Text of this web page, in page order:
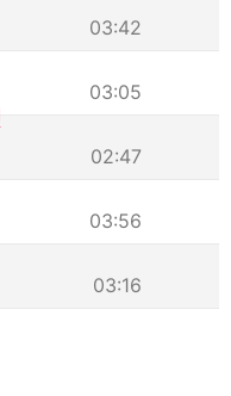
03:42
03:05
02:47
03:56
03:16